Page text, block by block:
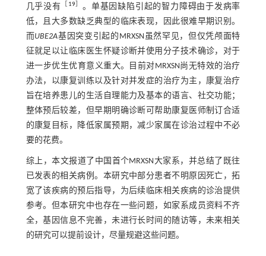
几乎没有
19］ 。单基因缺陷引起的智力障碍由于发病率
低，且大多数缺乏典型的临床表现，因此很难早期识别。
而UBE2A基因突变引起的MRXSN虽然罕见，但仅凭颅面特
征就足以让临床医生怀疑诊断并使用分子技术确诊，对于
进一步优生优育意义重大。目前对MRXSN尚无特效的治疗
办法，以康复训练以及针对并发症的治疗为主，康复治疗
旨在培养患儿的生活自理能力及基本的语言、社交功能；
整体预后较差，但早期明确诊断可帮助康复医师制订合适
的康复目标，降低家属预期，减少家属在诊治过程中不必
要的花费。
综上，本文报道了中国首个MRXSN大家系，并总结了既往
已发表的相关病例。本研究中部分患者不明原因死亡，拓
宽了该疾病的预后指导，为后续临床相关疾病的诊治提供
参考。但本研究中也存在一些问题，如家系成员资料不齐
全，基因信息不完善，未进行长时间的随访等，未来相关
的研究可以提前设计，尽量规避这些问题。